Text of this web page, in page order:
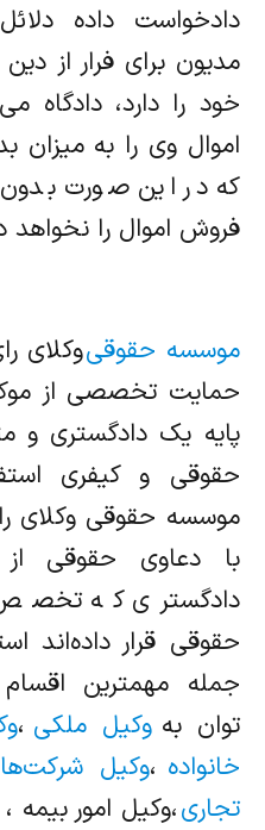
دادخواست داده
مدیون برای فرار از
خود را دارد، دادگاه
اموال وی را به میزان
که در این صورت
فروش اموال را
موسسه حقوقیوکلای
حمایت تخصصی از
پایه یک دادگستری
حقوقی و کیفری
موسسه حقوقی وکلای
با دعاوی حقوقی
دادگستری که تخصص
حقوقی قرار داده‌اند
جمله مهمترین اقسام
توان به وکیل ملکی ،
خانواده ،وکیل شرکت‌ها
تجاری،وکیل امور بیمه